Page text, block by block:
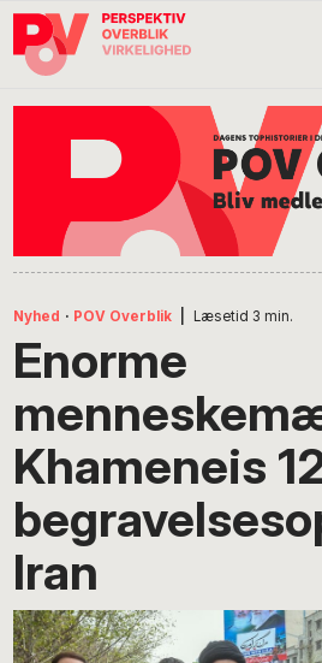
Gå
direkte
Skip
indhold
Gå
direkte
Nyhed · POV Overblik Læsetid 3 min.
Enorme
Khameneis
Iran